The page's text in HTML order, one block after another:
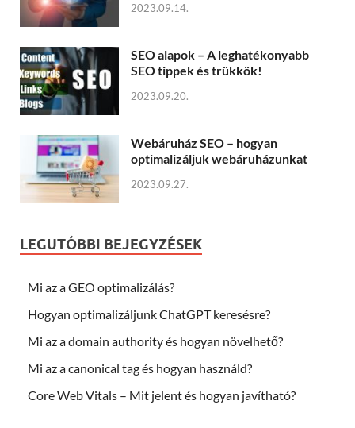
2023.09.14.
SEO alapok – A leghatékonyabb
SEO tippek és trükkök!
2023.09.20.
Webáruház SEO – hogyan
optimalizáljuk webáruházunkat
2023.09.27.
LEGUTÓBBI BEJEGYZÉSEK
Mi az a GEO optimalizálás?
Hogyan optimalizáljunk ChatGPT keresésre?
Mi az a domain authority és hogyan növelhető?
Mi az a canonical tag és hogyan használd?
Core Web Vitals – Mit jelent és hogyan javítható?